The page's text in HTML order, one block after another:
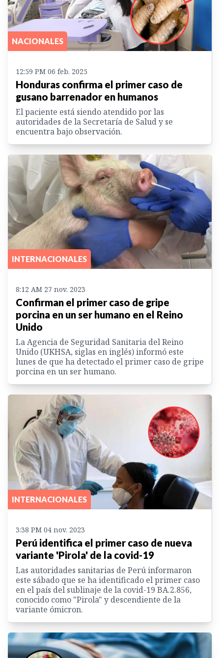
NACIONALES
12:59 PM 06 feb. 2025
Honduras confirma el primer caso de
gusano barrenador en humanos
El paciente está siendo atendido por las
autoridades de la Secretaría de Salud y se
encuentra bajo observación.
INTERNACIONALES
8:12 AM 27 nov. 2023
Confirman el primer caso de gripe
porcina en un ser humano en el Reino
Unido
La Agencia de Seguridad Sanitaria del Reino
Unido (UKHSA, siglas en inglés) informó este
lunes de que ha detectado el primer caso de gripe
porcina en un ser humano.
INTERNACIONALES
3:38 PM 04 nov. 2023
Perú identifica el primer caso de nueva
variante 'Pirola' de la covid-19
Las autoridades sanitarias de Perú informaron
este sábado que se ha identificado el primer caso
en el país del sublinaje de la covid-19 BA.2.856,
conocido como "Pirola" y descendiente de la
variante ómicron.